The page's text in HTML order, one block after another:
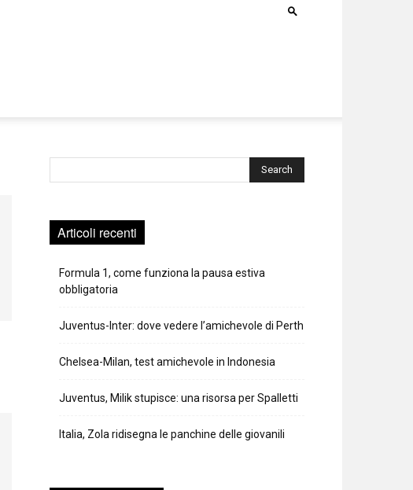
Articoli recenti
Formula 1, come funziona la pausa estiva
obbligatoria
Juventus-Inter: dove vedere l’amichevole di Perth
Chelsea-Milan, test amichevole in Indonesia
Juventus, Milik stupisce: una risorsa per Spalletti
Italia, Zola ridisegna le panchine delle giovanili